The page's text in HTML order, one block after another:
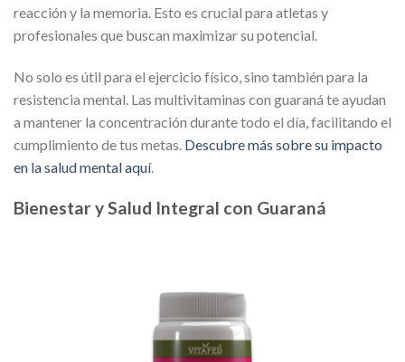
reacción y la memoria. Esto es crucial para atletas y
profesionales que buscan maximizar su potencial.
No solo es útil para el ejercicio físico, sino también para la
resistencia mental. Las multivitaminas con guaraná te ayudan
a mantener la concentración durante todo el día, facilitando el
cumplimiento de tus metas. Descubre más sobre su impacto
en la salud mental aquí.
Bienestar y Salud Integral con Guaraná